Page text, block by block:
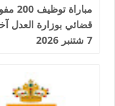
مباراة
قضائي بوزارة العدل
7 شتنبر 2026